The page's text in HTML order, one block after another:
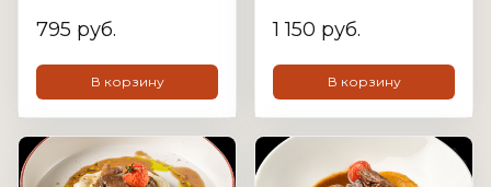
795 руб.
В корзину
1 150 руб.
В корзину